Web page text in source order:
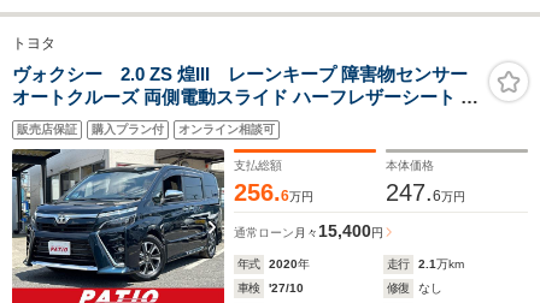
トヨタ
ヴォクシー 2.0 ZS 煌III レーンキープ 障害物センサー
オートクルーズ 両側電動スライド ハーフレザーシート ナ
ビ フルセグ Bカメラ Bluetoothオーディオ 後席モニター
ETC Iストップ LEDヘッドライト AW16インチ スマキー
禁煙車 3列
販売店保証 購入プラン付 オンライン相談可
支払総額
256.6万円
本体価格
247.6万円
通常ローン 月々 15,400円
年式 2020年 走行 2.1万km
車検
'27/10 修復
なし